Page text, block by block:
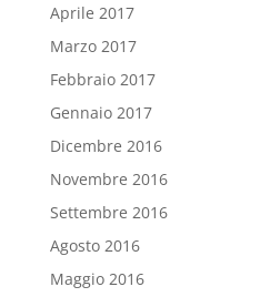
Aprile 2017
Marzo 2017
Febbraio 2017
Gennaio 2017
Dicembre 2016
Novembre 2016
Settembre 2016
Agosto 2016
Maggio 2016